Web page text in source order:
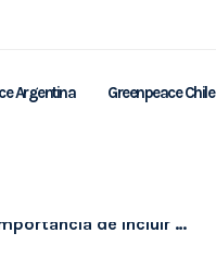
Argentina Greenpeace Chile
de reciclaje eficientes en las ciudades